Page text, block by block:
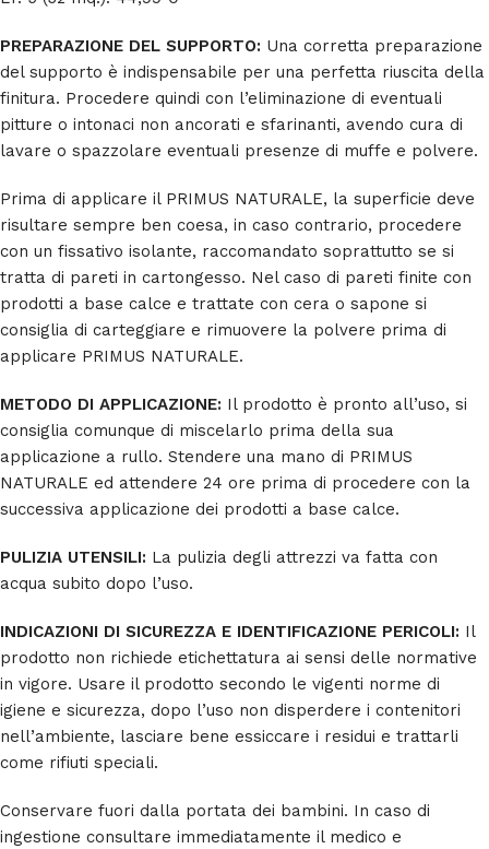
PREPARAZIONE DEL SUPPORTO: Una corretta preparazione
del supporto è indispensabile per una perfetta riuscita della
finitura. Procedere quindi con l’eliminazione di eventuali
pitture o intonaci non ancorati e sfarinanti, avendo cura di
lavare o spazzolare eventuali presenze di muffe e polvere.
Prima di applicare il PRIMUS NATURALE, la superficie deve
risultare sempre ben coesa, in caso contrario, procedere
con un fissativo isolante, raccomandato soprattutto se si
tratta di pareti in cartongesso. Nel caso di pareti finite con
prodotti a base calce e trattate con cera o sapone si
consiglia di carteggiare e rimuovere la polvere prima di
applicare PRIMUS NATURALE.
METODO DI APPLICAZIONE: Il prodotto è pronto all’uso, si
consiglia comunque di miscelarlo prima della sua
applicazione a rullo. Stendere una mano di PRIMUS
NATURALE ed attendere 24 ore prima di procedere con la
successiva applicazione dei prodotti a base calce.
PULIZIA UTENSILI: La pulizia degli attrezzi va fatta con
acqua subito dopo l’uso.
INDICAZIONI DI SICUREZZA E IDENTIFICAZIONE PERICOLI: Il
prodotto non richiede etichettatura ai sensi delle normative
in vigore. Usare il prodotto secondo le vigenti norme di
igiene e sicurezza, dopo l’uso non disperdere i contenitori
nell’ambiente, lasciare bene essiccare i residui e trattarli
come rifiuti speciali.
Conservare fuori dalla portata dei bambini. In caso di
ingestione consultare immediatamente il medico e